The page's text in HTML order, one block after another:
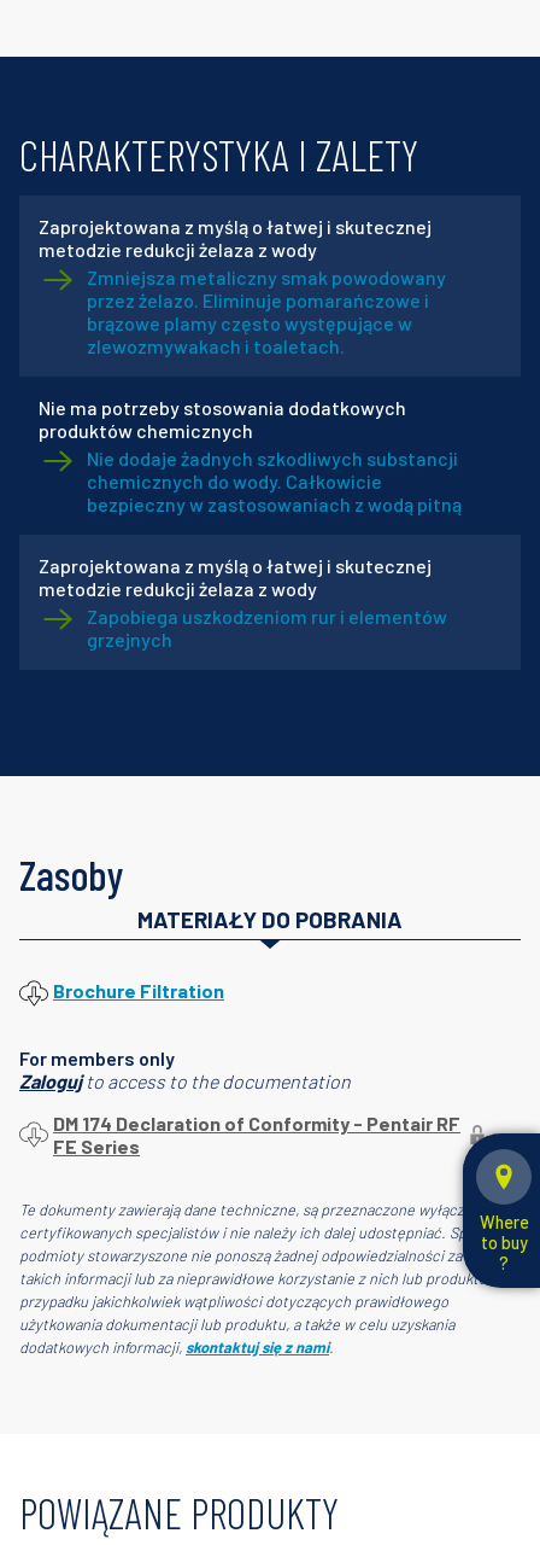
CHARAKTERYSTYKA I ZALETY
Zaprojektowana z myślą o łatwej i skutecznej
metodzie redukcji żelaza z wody
Zmniejsza metaliczny smak powodowany
przez żelazo. Eliminuje pomarańczowe i
brązowe plamy często występujące w
zlewozmywakach i toaletach.
Nie ma potrzeby stosowania dodatkowych
produktów chemicznych
Nie dodaje żadnych szkodliwych substancji
chemicznych do wody. Całkowicie
bezpieczny w zastosowaniach z wodą pitną
Zaprojektowana z myślą o łatwej i skutecznej
metodzie redukcji żelaza z wody
Zapobiega uszkodzeniom rur i elementów
grzejnych
Zasoby
MATERIAŁY DO POBRANIA
Brochure Filtration
For members only
Zalogujto access to the documentation
DM 174 Declaration of Conformity - Pentair RF
FE Series
Te dokumenty zawierają dane techniczne, są przeznaczone wyłącznie dla
certyfikowanych specjalistów i nie należy ich dalej udostępniać. Spółka i jej
podmioty stowarzyszone nie ponoszą żadnej odpowiedzialności za treść
takich informacji lub za nieprawidłowe korzystanie z nich lub produktu. W
przypadku jakichkolwiek wątpliwości dotyczących prawidłowego
użytkowania dokumentacji lub produktu, a także w celu uzyskania
dodatkowych informacji,skontaktuj się z nami.
POWIĄZANE PRODUKTY
Where
to buy
?